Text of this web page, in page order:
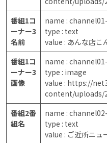
番組1コ
ーナー3
名前
name :
type : text
value : あんな店
番組1コ
ーナー3
画像
name :
type : image
value : https://
content/uploads/
番組2番
組名
name :
type : text
value : ご近所ニュ